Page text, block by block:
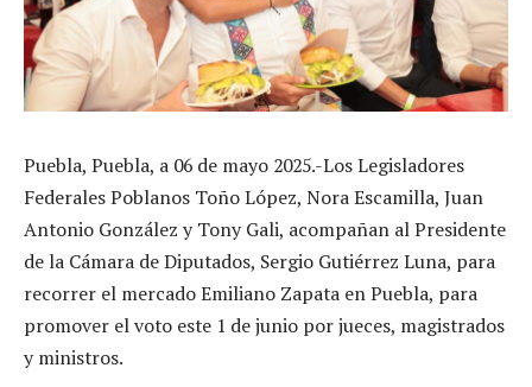
Puebla, Puebla, a 06 de mayo 2025.-Los Legisladores
Federales Poblanos Toño López, Nora Escamilla, Juan
Antonio González y Tony Gali, acompañan al Presidente
de la Cámara de Diputados, Sergio Gutiérrez Luna, para
recorrer el mercado Emiliano Zapata en Puebla, para
promover el voto este 1 de junio por jueces, magistrados
y ministros.